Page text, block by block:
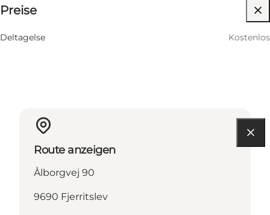
Preise
Deltagelse Kostenlos
Route anzeigen
Ålborgvej 90
9690 Fjerritslev